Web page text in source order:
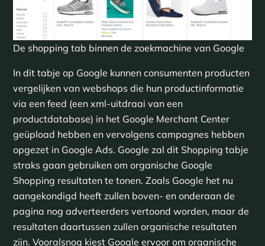
De shopping tab binnen de zoekmachine van Google
In dit tabje op Google kunnen consumenten producten
vergelijken van webshops die hun productinformatie
via een feed (een xml-uitdraai van een
productdatabase) in het Google Merchant Center
geüpload hebben en vervolgens campagnes hebben
opgezet in Google Ads. Google zal dit Shopping tabje
straks gaan gebruiken om organische Google
Shopping resultaten te tonen. Zoals Google het nu
aangekondigd heeft zullen boven- en onderaan de
pagina nog adverteerders vertoond worden, maar de
resultaten daartussen zullen organische resultaten
zijn. Vooralsnog kiest Google ervoor om organische